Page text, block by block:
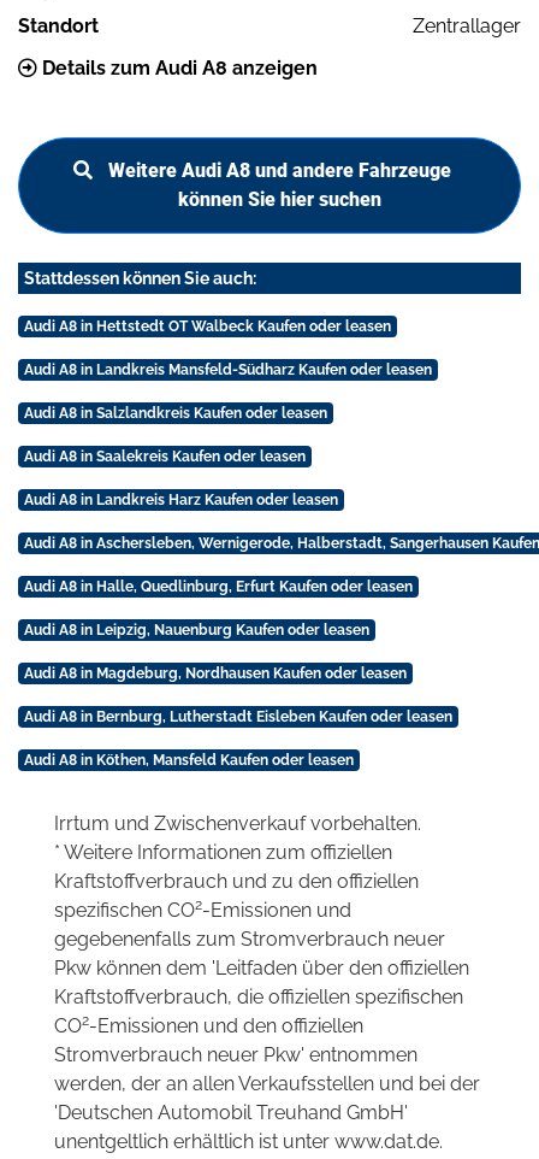
Standort
Zentrallager
Details zum Audi A8 anzeigen
Weitere Audi A8 und andere Fahrzeuge
können Sie hier suchen
Stattdessen können Sie auch:
Audi A8 in Hettstedt OT Walbeck Kaufen oder leasen
Audi A8 in Landkreis Mansfeld-Südharz Kaufen oder leasen
Audi A8 in Salzlandkreis Kaufen oder leasen
Audi A8 in Saalekreis Kaufen oder leasen
Audi A8 in Landkreis Harz Kaufen oder leasen
Audi A8 in Aschersleben, Wernigerode, Halberstadt, Sangerhausen
Audi A8 in Halle, Quedlinburg, Erfurt Kaufen oder leasen
Audi A8 in Leipzig, Nauenburg Kaufen oder leasen
Audi A8 in Magdeburg, Nordhausen Kaufen oder leasen
Audi A8 in Bernburg, Lutherstadt Eisleben Kaufen oder leasen
Audi A8 in Köthen, Mansfeld Kaufen oder leasen
Irrtum und Zwischenverkauf vorbehalten.
* Weitere Informationen zum offiziellen
Kraftstoffverbrauch und zu den offiziellen
spezifischen CO2-Emissionen und
gegebenenfalls zum Stromverbrauch neuer
Pkw können dem 'Leitfaden über den offiziellen
Kraftstoffverbrauch, die offiziellen spezifischen
CO2-Emissionen und den offiziellen
Stromverbrauch neuer Pkw' entnommen
werden, der an allen Verkaufsstellen und bei der
'Deutschen Automobil Treuhand GmbH'
unentgeltlich erhältlich ist unter www.dat.de.